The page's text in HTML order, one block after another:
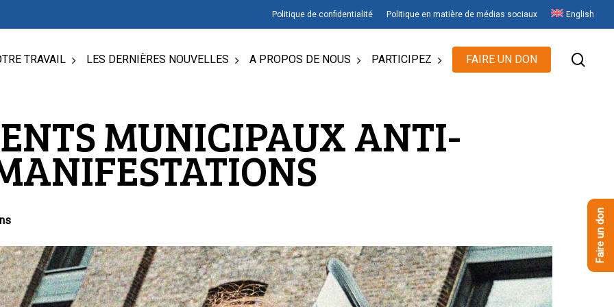
Politique de confidentialité Politique en matière de médias sociaux English
TRAVAIL LES DERNIÈRES NOUVELLES A PROPOS DE NOUS PARTICIPEZ FAIRE UN DON
MUNICIPAUX ANTI-
Faire un don